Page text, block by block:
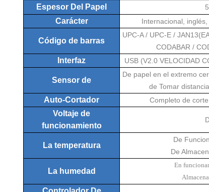
Espesor Del Papel
Carácter Internacional,
Código de barras
UPC-A / UPC-E /
CODABAR /
Interfaz USB (V2.0 VELOCIDAD
Sensor de
De papel en el extremo
de Tomar
Auto-Cortador Completo de
Voltaje de
funcionamiento
La temperatura
De
De
La humedad
En